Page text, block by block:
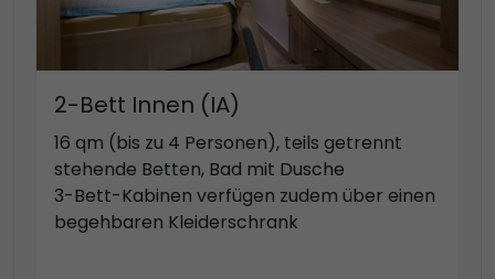
2-Bett Innen (IA)
16 qm (bis zu 4 Personen), teils getrennt
stehende Betten, Bad mit Dusche
3-Bett-Kabinen verfügen zudem über einen
begehbaren Kleiderschrank